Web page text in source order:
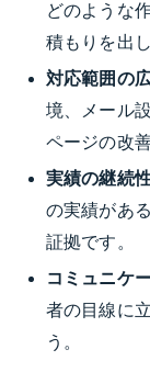
どのような
積もりを出
対応範囲の
境、メール
ページの改
実績の継続性
の実績があ
証拠です。
コミュニケ
者の目線に
う。